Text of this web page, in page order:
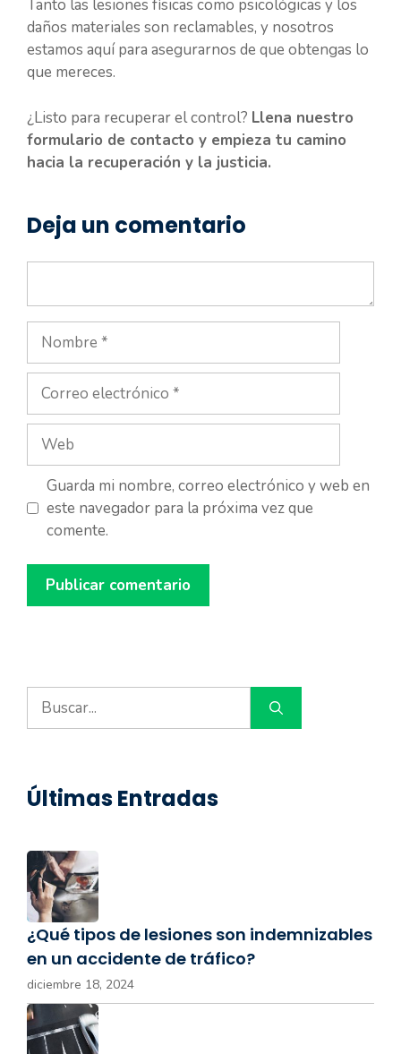
Tanto las lesiones físicas como psicológicas y los
daños materiales son reclamables, y nosotros
estamos aquí para asegurarnos de que obtengas lo
que mereces.
¿Listo para recuperar el control? Llena nuestro
formulario de contacto y empieza tu camino
hacia la recuperación y la justicia.
Deja un comentario
Nombre
Correo
electrónico
Web
Guarda mi nombre, correo electrónico y web en
este navegador para la próxima vez que
comente.
Buscar:
Últimas Entradas
¿Qué tipos de lesiones son indemnizables
en un accidente de tráfico?
diciembre 18, 2024